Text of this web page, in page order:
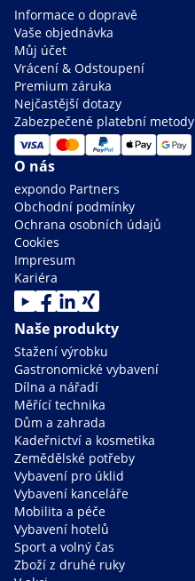
Informace o dopravě
Vaše objednávka
Můj účet
Vrácení & Odstoupení
Premium záruka
Nejčastější dotazy
Zabezpečené platební metody
O nás
expondo Partners
Obchodní podmínky
Ochrana osobních údajů
Cookies
Impresum
Kariéra
Naše produkty
Stažení výrobku
Gastronomické vybavení
Dílna a nářadí
Měřící technika
Dům a zahrada
Kadeřnictví a kosmetika
Zemědělské potřeby
Vybavení pro úklid
Vybavení kanceláře
Mobilita a péče
Vybavení hotelů
Sport a volný čas
Zboží z druhé ruky